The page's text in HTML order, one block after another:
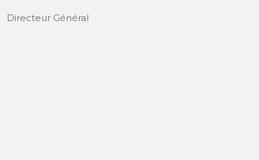
Directeur Général